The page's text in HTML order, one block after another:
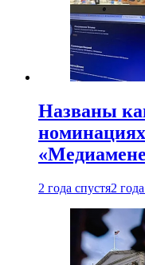
Названы
2 года спустя2